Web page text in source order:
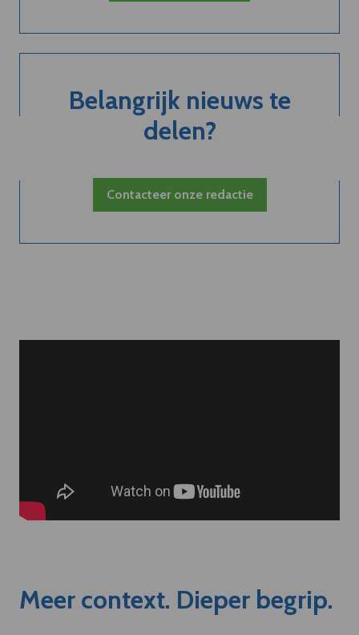
Belangrijk nieuws te
delen?
Contacteer onze redactie
Meer context. Dieper begrip.